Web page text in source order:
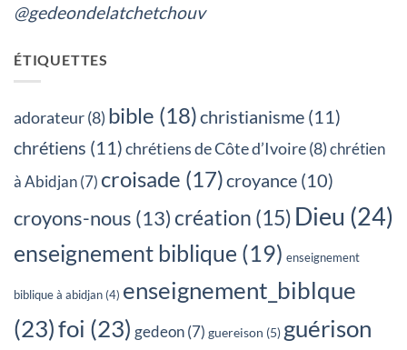
@gedeondelatchetchouv
ÉTIQUETTES
adorateur(8) bible (18)christianisme (11)
chrétiens (11)chrétiens de Côte d’Ivoire(8)chrétien
à Abidjan(7) croisade (17)croyance (10)
croyons-nous (13)création (15) Dieu (24)
enseignement biblique (19) enseignement
biblique à abidjan (4) enseignement_biblque
(23)foi (23) gedeon(7) guereison (5) guérison